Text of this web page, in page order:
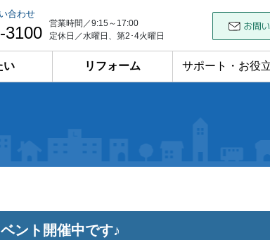
合わせ
3100
営業時間／9:15～17:00
定休日／水曜日、第2･4火曜日
い リフォーム サポート・お役
ント開催中です♪